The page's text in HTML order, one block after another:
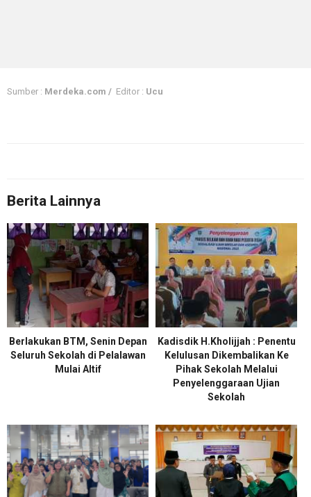
Sumber : Merdeka.com / Editor : Ucu
Berita Lainnya
Berlakukan BTM, Senin Depan
Seluruh Sekolah di Pelalawan
Mulai Altif
Kadisdik H.Kholijjah : Penentu
Kelulusan Dikembalikan Ke
Pihak Sekolah Melalui
Penyelenggaraan Ujian
Sekolah